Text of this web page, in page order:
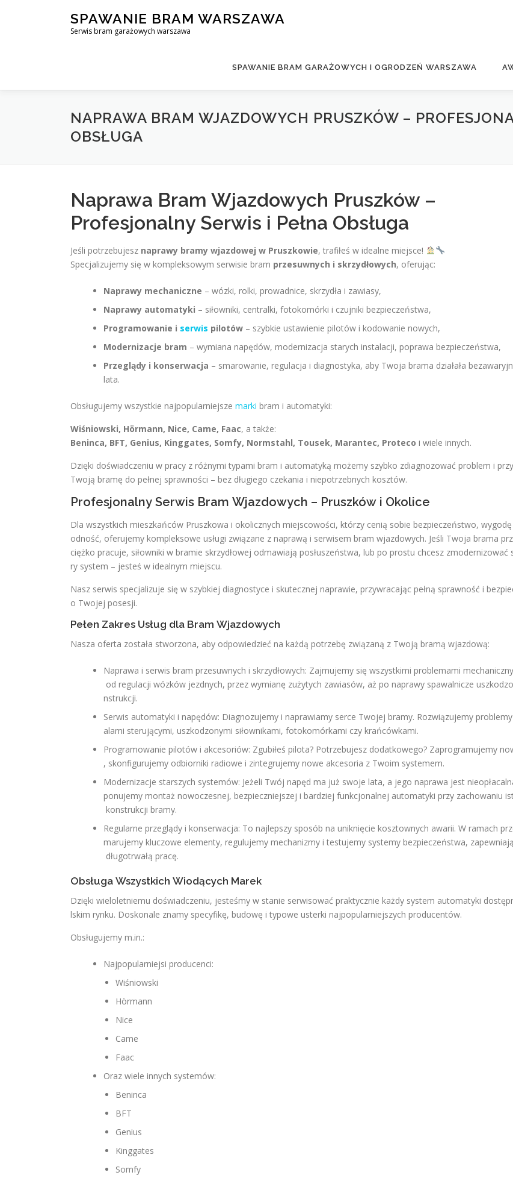
SPAWANIE BRAM WARSZAWA
Serwis bram garażowych warszawa
SPAWANIE BRAM GARAŻOWYCH I OGRODZEŃ WARSZAWA
NAPRAWA BRAM WJAZDOWYCH PRUSZKÓW –
OBSŁUGA
Naprawa Bram Wjazdowych Pruszków –
Profesjonalny Serwis i Pełna Obsługa
Jeśli potrzebujesz naprawy bramy wjazdowej w Pruszkowie, trafiłeś w idealne miejsce!
Specjalizujemy się w kompleksowym serwisie bram przesuwnych i skrzydłowych, oferując:
Naprawy mechaniczne – wózki, rolki, prowadnice, skrzydła i zawiasy,
Naprawy automatyki – siłowniki, centralki, fotokomórki i czujniki bezpieczeństwa,
Programowanie i serwis pilotów – szybkie ustawienie pilotów i kodowanie nowych,
Modernizacje bram – wymiana napędów, modernizacja starych instalacji, poprawa bezpieczeństwa,
Przeglądy i konserwacja – smarowanie, regulacja i diagnostyka, aby Twoja brama działała
lata.
Obsługujemy wszystkie najpopularniejsze marki bram i automatyki:
Wiśniowski, Hörmann, Nice, Came, Faac, a także:
Beninca, BFT, Genius, Kinggates, Somfy, Normstahl, Tousek, Marantec, Proteco i wiele innych.
Dzięki doświadczeniu w pracy z różnymi typami bram i automatyką możemy szybko zdiagnozować problem i
Twoją bramę do pełnej sprawności – bez długiego czekania i niepotrzebnych kosztów.
Profesjonalny Serwis Bram Wjazdowych – Pruszków i Okolice
Dla wszystkich mieszkańców Pruszkowa i okolicznych miejscowości, którzy cenią sobie bezpieczeństwo,
odność, oferujemy kompleksowe usługi związane z naprawą i serwisem bram wjazdowych. Jeśli Twoja brama
ciężko pracuje, siłowniki w bramie skrzydłowej odmawiają posłuszeństwa, lub po prostu chcesz zmodernizować
ry system – jesteś w idealnym miejscu.
Nasz serwis specjalizuje się w szybkiej diagnostyce i skutecznej naprawie, przywracając pełną sprawność i
o Twojej posesji.
Pełen Zakres Usług dla Bram Wjazdowych
Nasza oferta została stworzona, aby odpowiedzieć na każdą potrzebę związaną z Twoją bramą wjazdową:
Naprawa i serwis bram przesuwnych i skrzydłowych: Zajmujemy się wszystkimi problemami
od regulacji wózków jezdnych, przez wymianę zużytych zawiasów, aż po naprawy spawalnicze
nstrukcji.
Serwis automatyki i napędów: Diagnozujemy i naprawiamy serce Twojej bramy. Rozwiązujemy
alami sterującymi, uszkodzonymi siłownikami, fotokomórkami czy krańcówkami.
Programowanie pilotów i akcesoriów: Zgubiłeś pilota? Potrzebujesz dodatkowego? Zaprogramujemy
, skonfigurujemy odbiorniki radiowe i zintegrujemy nowe akcesoria z Twoim systemem.
Modernizacje starszych systemów: Jeżeli Twój napęd ma już swoje lata, a jego naprawa jest
ponujemy montaż nowoczesnej, bezpieczniejszej i bardziej funkcjonalnej automatyki przy zachowaniu
konstrukcji bramy.
Regularne przeglądy i konserwacja: To najlepszy sposób na uniknięcie kosztownych awarii. W ramach
marujemy kluczowe elementy, regulujemy mechanizmy i testujemy systemy bezpieczeństwa,
długotrwałą pracę.
Obsługa Wszystkich Wiodących Marek
Dzięki wieloletniemu doświadczeniu, jesteśmy w stanie serwisować praktycznie każdy system automatyki
lskim rynku. Doskonale znamy specyfikę, budowę i typowe usterki najpopularniejszych producentów.
Obsługujemy m.in.:
Najpopularniejsi producenci:
Wiśniowski
Hörmann
Nice
Came
Faac
Oraz wiele innych systemów:
Beninca
BFT
Genius
Kinggates
Somfy